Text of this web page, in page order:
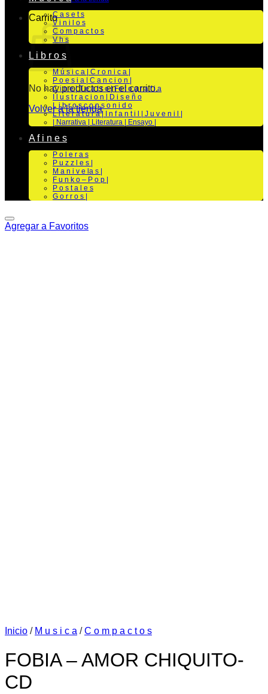
Carrito
No hay productos en el carrito.
Volver a la tienda
C a s e t s
V i n i l o s
C o m p a c t o s
V h s
L i b r o s
M ú s i c a | C r o n i c a |
P o e s i a | C a n c i o n |
C i n e | T e a t r o | Fo t o g r a f i a
I l u s t r a c i o n | D i s e ñ o
L i b r o s c o n s o n i d o
L i t e r a t u r a | I n f a n t i l | J u v e n i l |
| Narrativa | Literatura | Ensayo |
A f i n e s
P o l e r a s
P u z z l e s |
M a n i v e la s |
F u n k o – P o p |
P o s t a l e s
G o r r o s |
Agregar a Favoritos
Inicio / M u s i c a / C o m p a c t o s
FOBIA – AMOR CHIQUITO-
CD